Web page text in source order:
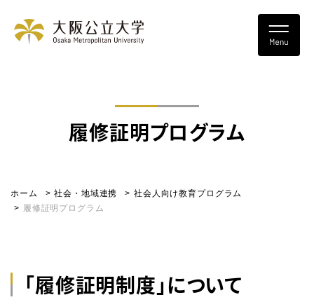
履修証明プログラム
ホーム 社会・地域連携
社会人向け教育プログラム
履修証明プログラム
「履修証明制度」について